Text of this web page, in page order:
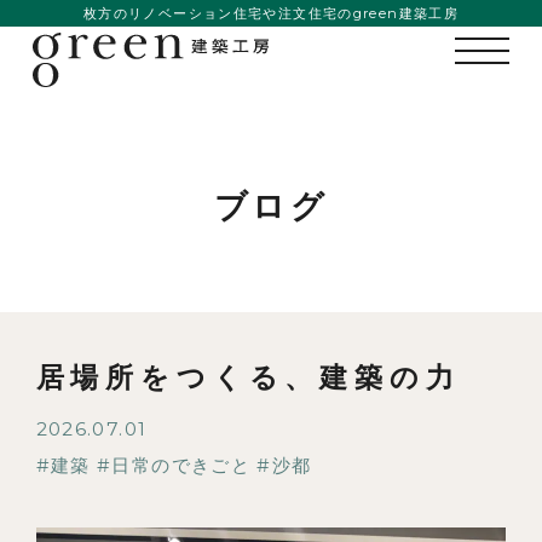
枚方のリノベーション住宅や注文住宅のgreen建築工房
ブログ
居場所をつくる、建築の力
2026.07.01
建築
日常のできごと 沙都